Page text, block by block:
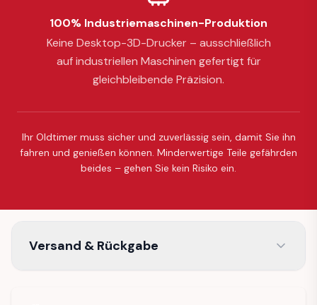
100% Industriemaschinen-Produktion
Keine Desktop-3D-Drucker – ausschließlich
auf industriellen Maschinen gefertigt für
gleichbleibende Präzision.
Ihr Oldtimer muss sicher und zuverlässig sein, damit Sie ihn
fahren und genießen können. Minderwertige Teile gefährden
beides – gehen Sie kein Risiko ein.
Versand & Rückgabe